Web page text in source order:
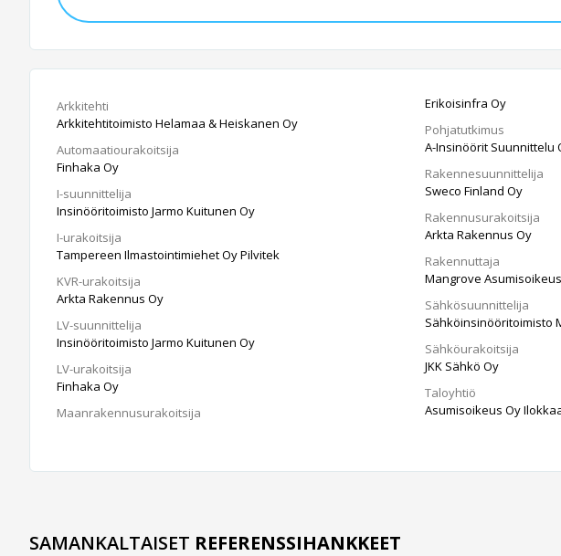
Arkkitehti
Arkkitehtitoimisto Helamaa & Heiskanen Oy
Automaatiourakoitsija
Finhaka Oy
I-suunnittelija
Insinööritoimisto Jarmo Kuitunen Oy
I-urakoitsija
Tampereen Ilmastointimiehet Oy Pilvitek
KVR-urakoitsija
Arkta Rakennus Oy
LV-suunnittelija
Insinööritoimisto Jarmo Kuitunen Oy
LV-urakoitsija
Finhaka Oy
Maanrakennusurakoitsija
Erikoisinfra Oy
Pohjatutkimus
A-Insinöörit Suunnittelu
Rakennesuunnittelija
Sweco Finland Oy
Rakennusurakoitsija
Arkta Rakennus Oy
Rakennuttaja
Mangrove
Sähkösuunnittelija
Sähköinsinööritoimisto
Sähköurakoitsija
JKK Sähkö Oy
Taloyhtiö
Asumisoikeus Oy
SAMANKALTAISET REFERENSSIHANKKEET